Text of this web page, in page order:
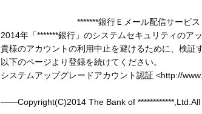
*******銀行Ｅメール配信サービス
2014年「*******銀行」のシステムセキュリティのア
貴様のアカウントの利用中止を避けるために、検証
以下のページより登録を続けてください。
システムアップグレードアカウント認証 <http://
――Copyright(C)2014 The Bank of